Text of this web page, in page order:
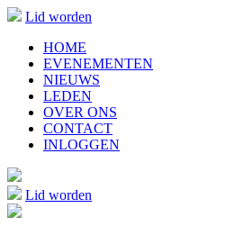
Lid worden
HOME
EVENEMENTEN
NIEUWS
LEDEN
OVER ONS
CONTACT
INLOGGEN
Lid worden